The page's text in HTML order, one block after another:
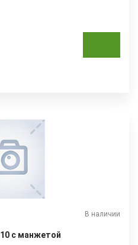
В наличии
с манжетой